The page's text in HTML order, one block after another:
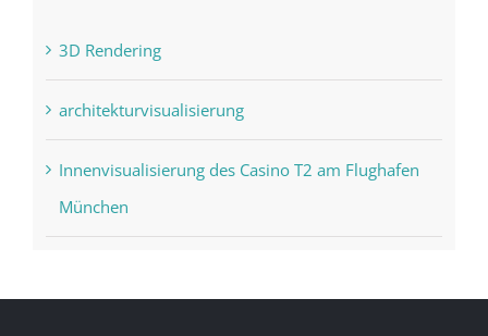
3D Rendering
architekturvisualisierung
Innenvisualisierung des Casino T2 am Flughafen
München